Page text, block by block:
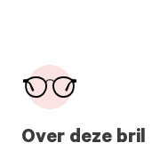
Over deze bril